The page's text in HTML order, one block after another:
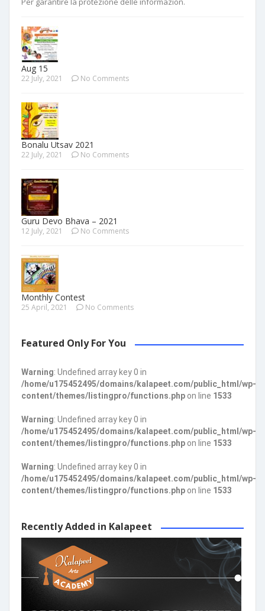
Aug 15
22 July, 2021 No Comments
Bonalu Utsav 2021
22 July, 2021 No Comments
Guru Devo Bhava – 2021
12 July, 2021 No Comments
Monthly Contest
25 April, 2021 No Comments
Featured Only For You
Warning: Undefined array key 0 in
/home/u175452495/domains/kalapeet.com/public_html/wp-
content/themes/listingpro/functions.php on line 1533
Warning: Undefined array key 0 in
/home/u175452495/domains/kalapeet.com/public_html/wp-
content/themes/listingpro/functions.php on line 1533
Warning: Undefined array key 0 in
/home/u175452495/domains/kalapeet.com/public_html/wp-
content/themes/listingpro/functions.php on line 1533
Recently Added in Kalapeet